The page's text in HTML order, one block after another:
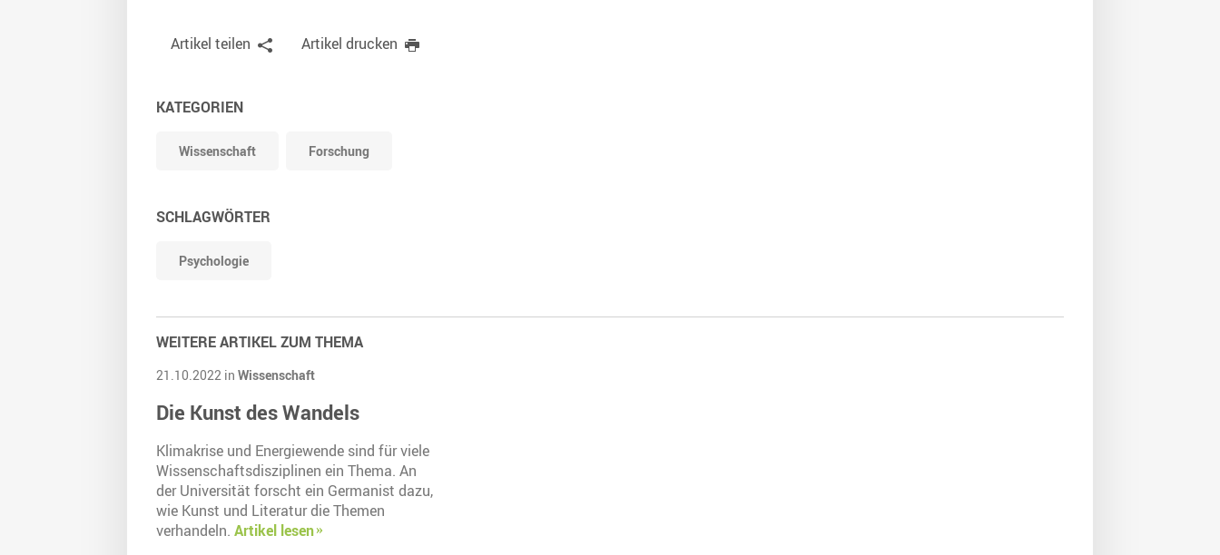
Artikel teilen Artikel drucken
KATEGORIEN
Wissenschaft Forschung
SCHLAGWÖRTER
Psychologie
WEITERE ARTIKEL ZUM THEMA
21.10.2022 in Wissenschaft
Die Kunst des Wandels
Klimakrise und Energiewende sind für viele
Wissenschaftsdisziplinen ein Thema. An
der Universität forscht ein Germanist dazu,
wie Kunst und Literatur die Themen
verhandeln. Artikel lesen